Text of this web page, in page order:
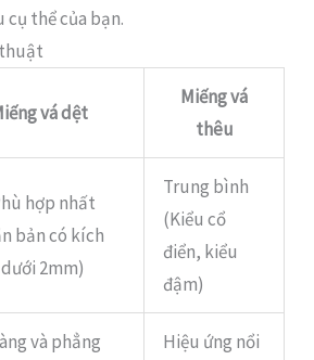
thể của bạn.
vá dệt
Miếng vá
thêu
hợp nhất
bản có kích
2mm)
Trung bình
(Kiểu cổ
điển, kiểu
đậm)
và phẳng
Hiệu ứng nổi